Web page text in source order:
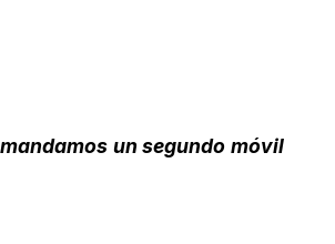
un segundo móvil